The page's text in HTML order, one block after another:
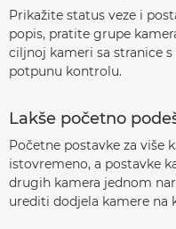
Prikažite status veze i
popis, pratite grupe
ciljnoj kameri sa stranice
potpunu kontrolu.
Lakše početno
Početne postavke za više
istovremeno, a postavke
drugih kamera jednom
urediti dodjela kamere na